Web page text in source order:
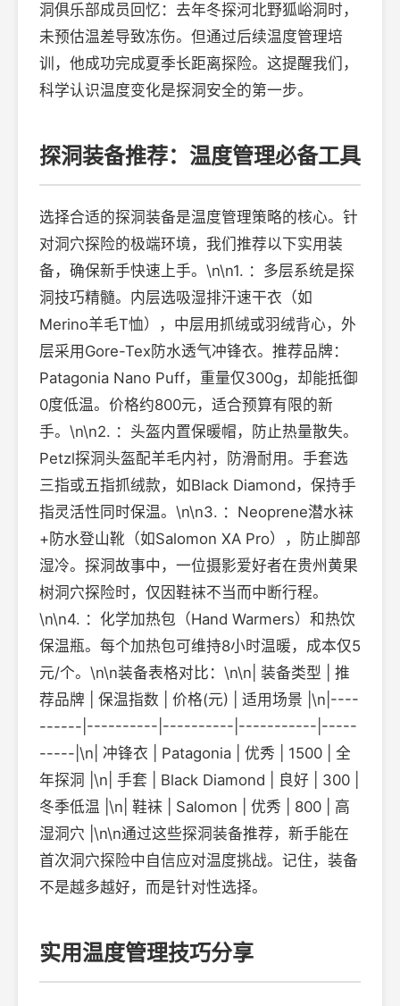
洞俱乐部成员回忆：去年冬探河北野狐峪洞时，
未预估温差导致冻伤。但通过后续温度管理培
训，他成功完成夏季长距离探险。这提醒我们，
科学认识温度变化是探洞安全的第一步。
探洞装备推荐：温度管理必备工具
选择合适的探洞装备是温度管理策略的核心。针
对洞穴探险的极端环境，我们推荐以下实用装
备，确保新手快速上手。\n\n1. ：多层系统是探
洞技巧精髓。内层选吸湿排汗速干衣（如
Merino羊毛T恤），中层用抓绒或羽绒背心，外
层采用Gore-Tex防水透气冲锋衣。推荐品牌：
Patagonia Nano Puff，重量仅300g，却能抵御
0度低温。价格约800元，适合预算有限的新
手。\n\n2. ：头盔内置保暖帽，防止热量散失。
Petzl探洞头盔配羊毛内衬，防滑耐用。手套选
三指或五指抓绒款，如Black Diamond，保持手
指灵活性同时保温。\n\n3. ：Neoprene潜水袜
+防水登山靴（如Salomon XA Pro），防止脚部
湿冷。探洞故事中，一位摄影爱好者在贵州黄果
树洞穴探险时，仅因鞋袜不当而中断行程。
\n\n4. ：化学加热包（Hand Warmers）和热饮
保温瓶。每个加热包可维持8小时温暖，成本仅5
元/个。\n\n装备表格对比：\n\n| 装备类型 | 推
荐品牌 | 保温指数 | 价格(元) | 适用场景 |\n|----
------|----------|----------|-----------|-----
-----|\n| 冲锋衣 | Patagonia | 优秀 | 1500 | 全
年探洞 |\n| 手套 | Black Diamond | 良好 | 300 |
冬季低温 |\n| 鞋袜 | Salomon | 优秀 | 800 | 高
湿洞穴 |\n\n通过这些探洞装备推荐，新手能在
首次洞穴探险中自信应对温度挑战。记住，装备
不是越多越好，而是针对性选择。
实用温度管理技巧分享